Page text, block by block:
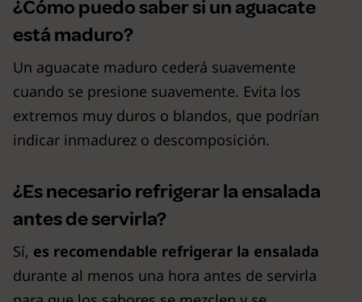
¿Cómo puedo saber si un aguacate
está maduro?
Un aguacate maduro cederá suavemente
cuando se presione suavemente. Evita los
extremos muy duros o blandos, que podrían
indicar inmadurez o descomposición.
¿Es necesario refrigerar la ensalada
antes de servirla?
Sí, es recomendable refrigerar la ensalada
durante al menos una hora antes de servirla